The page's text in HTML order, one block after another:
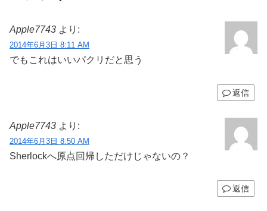
Apple7743 より:
2014年6月3日 8:11 AM
でもこれはいいパクリだと思う
返信
Apple7743 より:
2014年6月3日 8:50 AM
Sherlockへ原点回帰しただけじゃないの？
返信